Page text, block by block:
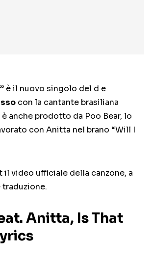
” è il nuovo singolo del d e
con la cantante brasiliana
è anche prodotto da Poo Bear, lo
con Anitta nel brano “Will I
il video ufficiale della canzone, a
Anitta, Is That